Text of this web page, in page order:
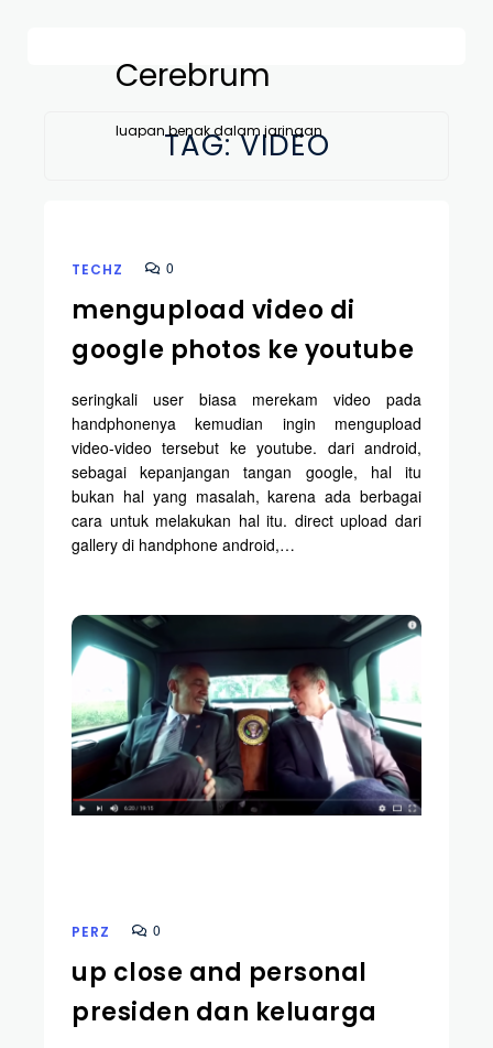
Cerebrum
luapan benak dalam jaringan
TAG:VIDEO
TECHZ 0
mengupload video di
google photos ke youtube
seringkali user biasa merekam video pada
handphonenya kemudian ingin mengupload
video-video tersebut ke youtube. dari android,
sebagai kepanjangan tangan google, hal itu
bukan hal yang masalah, karena ada berbagai
cara untuk melakukan hal itu. direct upload dari
gallery di handphone android,…
PERZ 0
up close and personal
presiden dan keluarga